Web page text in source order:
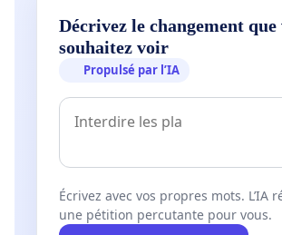
Décrivez le changement que
souhaitez voir
Propulsé par l’IA
Écrivez avec vos propres mots. L’IA
une pétition percutante pour vous.